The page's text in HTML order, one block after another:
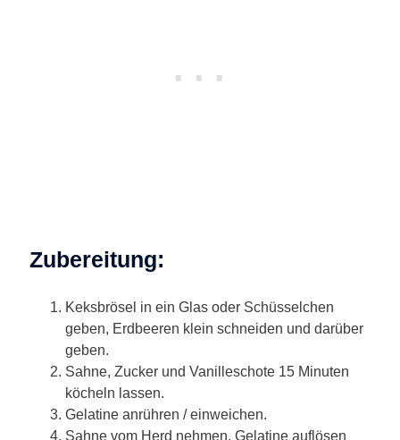
Zubereitung:
Keksbrösel in ein Glas oder Schüsselchen
geben, Erdbeeren klein schneiden und darüber
geben.
Sahne, Zucker und Vanilleschote 15 Minuten
köcheln lassen.
Gelatine anrühren / einweichen.
Sahne vom Herd nehmen, Gelatine auflösen